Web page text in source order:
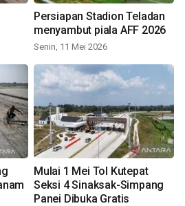
Persiapan Stadion Teladan
menyambut piala AFF 2026
Senin, 11 Mei 2026
Mulai 1 Mei Tol Kutepat
Seksi 4 Sinaksak-Simpang
Panei Dibuka Gratis